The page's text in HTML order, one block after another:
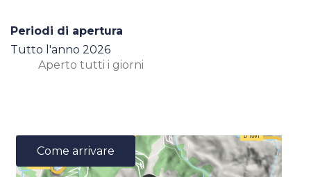
Periodi di apertura
Tutto l'anno 2026
Aperto tutti i giorni
Come arrivare